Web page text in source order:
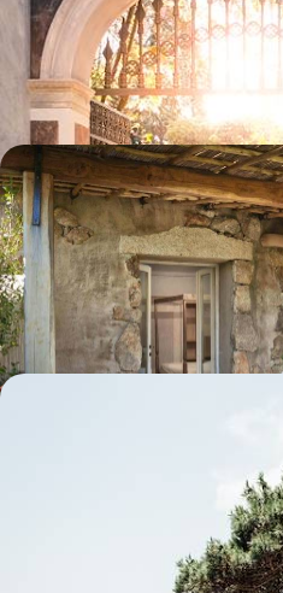
Explorer en voiture un sud
tourné vers l’avenir
7 jours, de 2500 à 3500 €
Un amour de
au fil de belles adresses
En tête-à-tête, parcourir la
des haltes confidentielles
7 jours, de 2800 à 3700 €
La côte amalfitaine
Apprécier la beauté intense de la
golfes de Naples et de Salerne,